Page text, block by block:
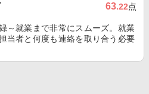
63.22点
～就業まで非常にスムーズ。就業
当者と何度も連絡を取り合う必要